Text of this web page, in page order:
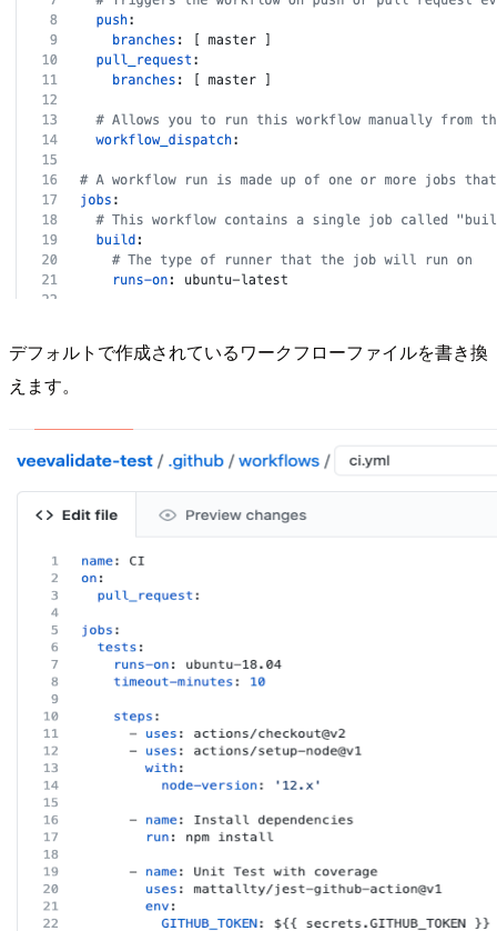
デフォルトで作成されているワークフローファイルを書き換
えます。